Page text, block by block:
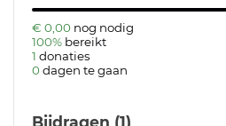
€ 0,00 nog nodig
100% bereikt
1 donaties
0 dagen te gaan
Bijdragen (1)